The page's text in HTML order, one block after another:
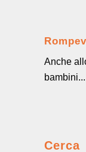
Anche
Cerca